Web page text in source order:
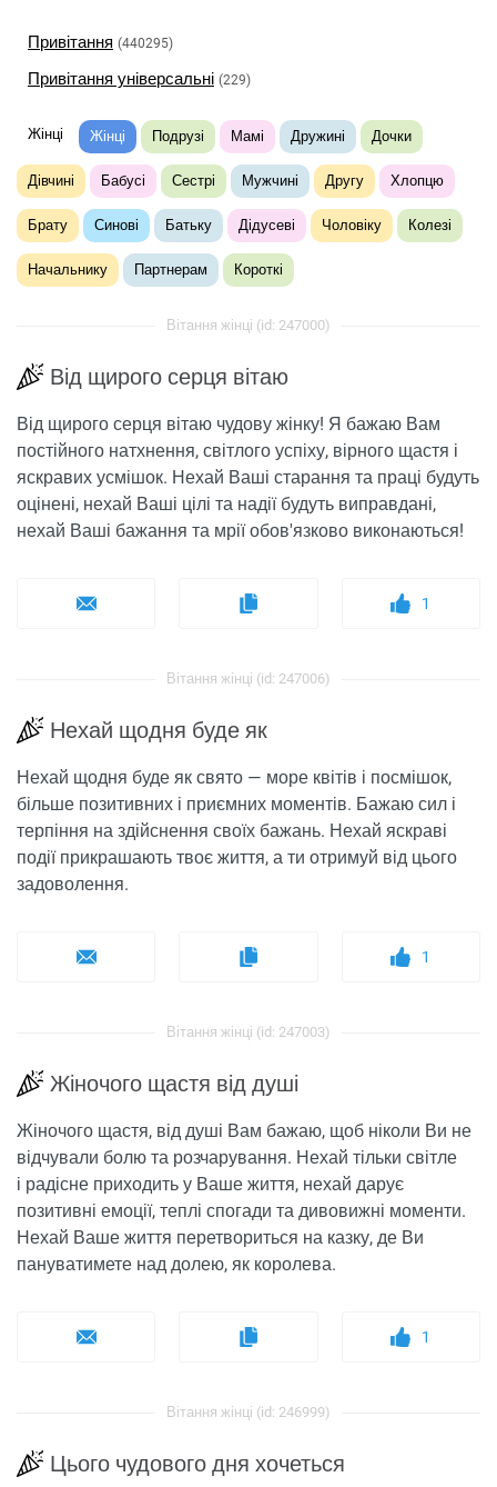
Привітання (440295)
Привітання універсальні (229)
Жінці Жінці Подрузі Мамі Дружині Дочки
Дівчині Бабусі Сестрі Мужчині Другу Хлопцю
Брату Синові Батьку Дідусеві Чоловіку Колезі
Начальнику Партнерам Короткі
Вітання жінці (id: 247000)
Від щирого серця вітаю
Від щирого серця вітаю чудову жінку! Я бажаю Вам
постійного натхнення, світлого успіху, вірного щастя і
яскравих усмішок. Нехай Ваші старання та праці будуть
оцінені, нехай Ваші цілі та надії будуть виправдані,
нехай Ваші бажання та мрії обов'язково виконаються!
1
Вітання жінці (id: 247006)
Нехай щодня буде як
Нехай щодня буде як свято — море квітів і посмішок,
більше позитивних і приємних моментів. Бажаю сил і
терпіння на здійснення своїх бажань. Нехай яскраві
події прикрашають твоє життя, а ти отримуй від цього
задоволення.
1
Вітання жінці (id: 247003)
Жіночого щастя від душі
Жіночого щастя, від душі Вам бажаю, щоб ніколи Ви не
відчували болю та розчарування. Нехай тільки світле
і радісне приходить у Ваше життя, нехай дарує
позитивні емоції, теплі спогади та дивовижні моменти.
Нехай Ваше життя перетвориться на казку, де Ви
пануватимете над долею, як королева.
1
Вітання жінці (id: 246999)
Цього чудового дня хочеться